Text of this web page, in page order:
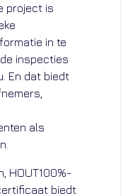
project is
in te
inspecties
En dat biedt
als